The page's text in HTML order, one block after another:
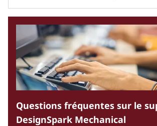
Questions fréquentes sur le
DesignSpark Mechanical